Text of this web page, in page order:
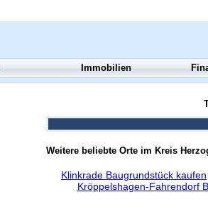
Weitere beliebte Orte im Kreis
Klinkrade Baugrundstück kaufen
Kröppelshagen-Fahrendorf
Immobilien